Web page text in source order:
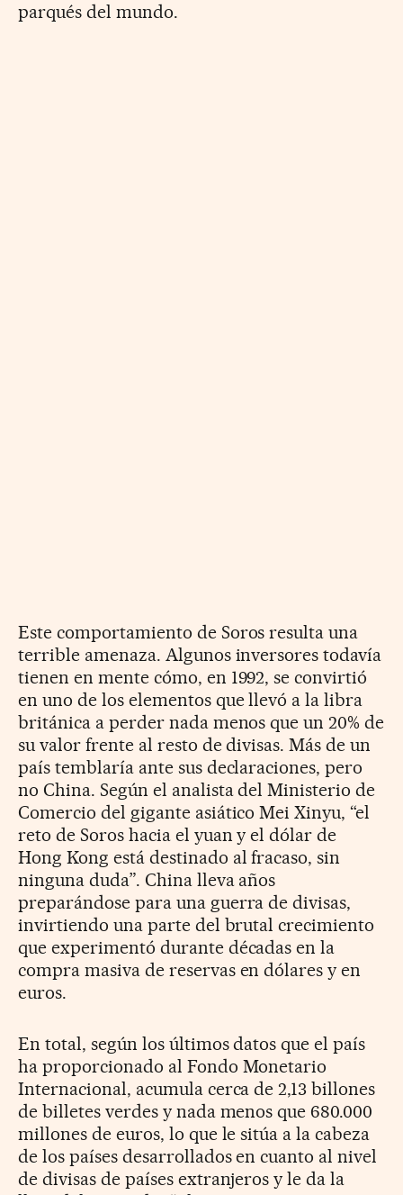
parqués del mundo.
Este comportamiento de Soros resulta una
terrible amenaza. Algunos inversores todavía
tienen en mente cómo, en 1992, se convirtió
en uno de los elementos que llevó a la libra
británica a perder nada menos que un 20% de
su valor frente al resto de divisas. Más de un
país temblaría ante sus declaraciones, pero
no China. Según el analista del Ministerio de
Comercio del gigante asiático Mei Xinyu, “el
reto de Soros hacia el yuan y el dólar de
Hong Kong está destinado al fracaso, sin
ninguna duda”. China lleva años
preparándose para una guerra de divisas,
invirtiendo una parte del brutal crecimiento
que experimentó durante décadas en la
compra masiva de reservas en dólares y en
euros.
En total, según los últimos datos que el país
ha proporcionado al Fondo Monetario
Internacional, acumula cerca de 2,13 billones
de billetes verdes y nada menos que 680.000
millones de euros, lo que le sitúa a la cabeza
de los países desarrollados en cuanto al nivel
de divisas de países extranjeros y le da la